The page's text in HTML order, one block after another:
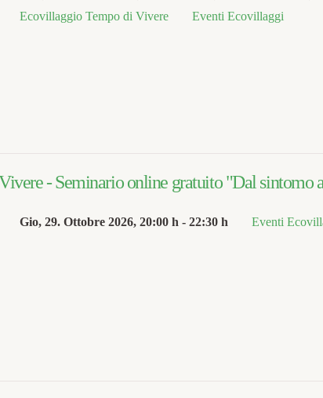
Ecovillaggio Tempo di Vivere
Eventi Ecovillaggi
- Seminario online gratuito "Dal sintomo
Gio, 29. Ottobre 2026, 20:00 h - 22:30 h Eventi